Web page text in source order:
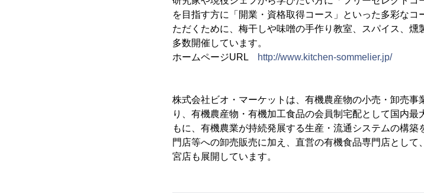
を目指す方に「開業・資格取得コース」といった多彩な
ただくために、梅干しや味噌の手作り教室、スパイス、
多数開催しています。
ホームページURL
http://www.kitchen-sommelier.jp/
株式会社ビオ・マーケットは、有機農産物の小売・卸売
り、有機農産物・有機加工食品の会員制宅配として国内
もに、有機農業が持続発展する生産・流通システムの構
門店等への卸売販売に加え、直営の有機食品専門店とし
宮店も展開しています。